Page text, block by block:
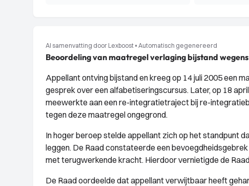
AI samenvatting door Lexboost • Automatisch gegenereerd
Beoordeling van maatregel verlaging bijstand
Appellant ontving bijstand en kreeg op 14 juli 2005 een
gesprek over een alfabetiseringscursus. Later, op 18
meewerkte aan een re-integratietraject bij re-
tegen deze maatregel ongegrond.
In hoger beroep stelde appellant zich op het standpunt
leggen. De Raad constateerde een
met terugwerkende kracht. Hierdoor vernietigde de
De Raad oordeelde dat appellant verwijtbaar heeft